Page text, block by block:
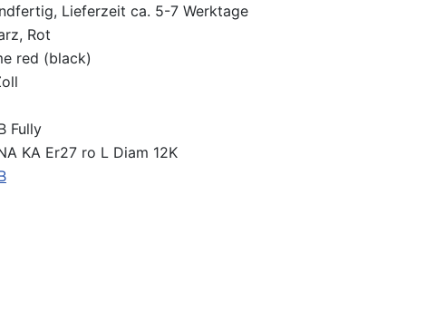
Lieferzeit ca. 5-7 Werktage
Rot
red (black)
Fully
KA Er27 ro L Diam 12K